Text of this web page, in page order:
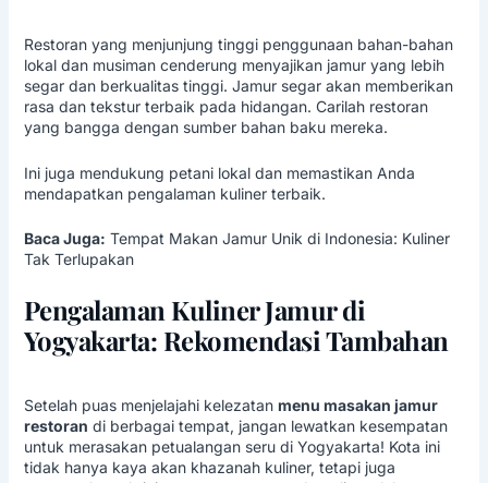
Restoran yang menjunjung tinggi penggunaan bahan-bahan
lokal dan musiman cenderung menyajikan jamur yang lebih
segar dan berkualitas tinggi. Jamur segar akan memberikan
rasa dan tekstur terbaik pada hidangan. Carilah restoran
yang bangga dengan sumber bahan baku mereka.
Ini juga mendukung petani lokal dan memastikan Anda
mendapatkan pengalaman kuliner terbaik.
Baca Juga: Tempat Makan Jamur Unik di Indonesia: Kuliner
Tak Terlupakan
Pengalaman Kuliner Jamur di
Yogyakarta: Rekomendasi Tambahan
Setelah puas menjelajahi kelezatan menu masakan jamur
restoran di berbagai tempat, jangan lewatkan kesempatan
untuk merasakan petualangan seru di Yogyakarta! Kota ini
tidak hanya kaya akan khazanah kuliner, tetapi juga